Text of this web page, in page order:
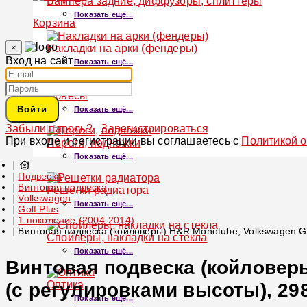
Показать ещё...
Накладки на арки (фендеры)
Показать ещё...
Обвесы
Показать ещё...
Пороги, подножки
Показать ещё...
Решетки радиатора
Показать ещё...
Спойлеры, накладки на стекла
Показать ещё...
Оптика
Показать ещё...
Корзина
×
Вход на сайт
Войти
Забыли пароль?
Зарегистрироваться
При входе и регистрации вы соглашаетесь с Политикой
Подвеска
Винтовая подвеска
Volkswagen
Golf Plus
1 поколение (2004-2014)
Винтовая подвеска (койловеры) H&R Monotube, Volkswagen
Винтовая подвеска
(с регулировками высоты),